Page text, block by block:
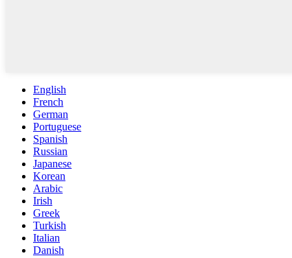
English
French
German
Portuguese
Spanish
Russian
Japanese
Korean
Arabic
Irish
Greek
Turkish
Italian
Danish